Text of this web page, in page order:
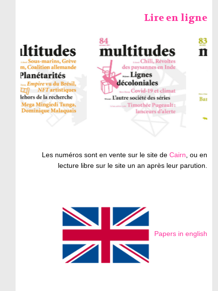
Lire en ligne
Les numéros sont en vente sur le site deCairn, ou en
lecture libre sur le site un an après leur parution.
Papers in english